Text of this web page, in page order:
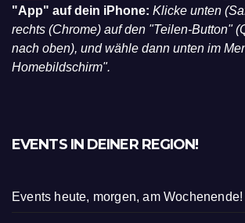
"App" auf dein iPhone: Klicke unten
rechts (Chrome) auf den "Teilen-Button"
nach oben), und wähle dann unten im
Homebildschirm".
EVENTS IN DEINER REGION!
Events heute, morgen, am Wochenende!